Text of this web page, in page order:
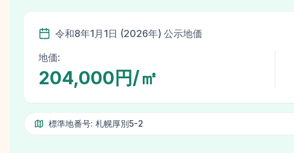
令和8年1月1日 (2026年) 公示地価
地価:
204,000円/㎡
標準地番号: 札幌厚別5-2